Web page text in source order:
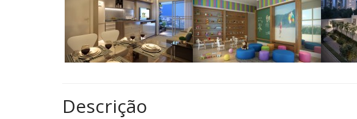
Descrição